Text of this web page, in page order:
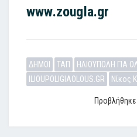
www.zougla.gr
ΔΗΜΟΙ ΤΑΠ ΗΛΙΟΥΠΟΛΗ ΓΙΑ
ILIOUPOLIGIAOLOUS.GR
Νίκος